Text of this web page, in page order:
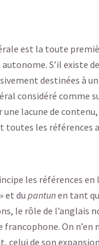
est la toute
S’il existe
destinées à
considéré comme
une lacune de
les références
les références
et dupantunen tant
le rôle de l’anglais
francophone. On
celui de son